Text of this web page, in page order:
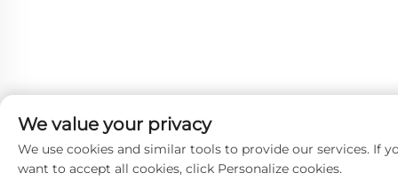
We value your privacy
We use cookies and similar tools to provide our services. If
want to accept all cookies, click Personalize cookies.